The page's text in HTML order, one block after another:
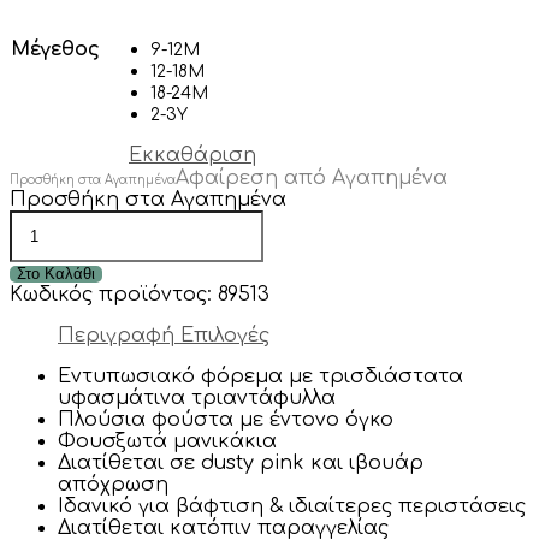
Μέγεθος
9-12Μ
12-18Μ
18-24Μ
2-3Y
Εκκαθάριση
Προσθήκη στα ΑγαπημέναΑφαίρεση από Αγαπημένα
Προσθήκη στα Αγαπημένα
“Rosa”
τούλινο
φόρεμα
με
τριαντάφυλλα
ποσότητα
Στο Καλάθι
Κωδικός προϊόντος: 89513
Περιγραφή Επιλογές
Εντυπωσιακό φόρεμα με τρισδιάστατα
υφασμάτινα τριαντάφυλλα
Πλούσια φούστα με έντονο όγκο
Φουσξωτά μανικάκια
Διατίθεται σε dusty pink και ιβουάρ
απόχρωση
Ιδανικό για βάφτιση & ιδιαίτερες περιστάσεις
Διατίθεται κατόπιν παραγγελίας